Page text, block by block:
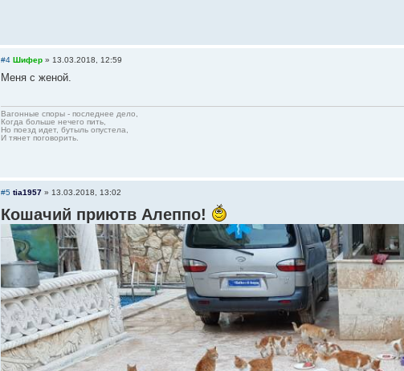
#4 Шифер » 13.03.2018, 12:59
Меня с женой.
Вагонные споры - последнее дело,
Когда больше нечего пить,
Но поезд идет, бутыль опустела,
И тянет поговорить.
#5 tia1957 » 13.03.2018, 13:02
Кошачий приютв Алеппо!